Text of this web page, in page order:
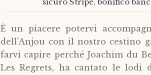
È un piacere potervi
dell'Anjou con il nostro cestino
farvi capire perché Joachim du
Les Regrets, ha cantato le lodi